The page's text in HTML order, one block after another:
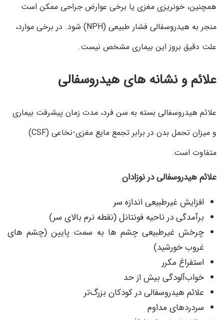
همچنین، خونریزی مغزی یا برخی عوارض جراحی ممکن است
منجر به هیدروسفالی فشار طبیعی (NPH) شود. در برخی موارد،
علت دقیق بروز این بیماری مشخص نیست.
علائم و نشانه های هیدروسفالی
علائم هیدروسفالی بسته به سن فرد، مدت زمان پیشرفت بیماری
و میزان تحمل بدن در برابر تجمع مایع مغزی-نخاعی (CSF)
متفاوت است.
علائم هیدروسفالی در نوزادان
افزایش غیرطبیعی اندازه سر
برآمدگی در ناحیه فونتانل (نقطه نرم بالای سر)
چرخش غیرطبیعی چشم ها به سمت پایین (چشم های
غروب خورشید)
استفراغ مکرر
خواب‌آلودگی بیش از حد
علائم هیدروسفالی در کودکان بزرگ‌تر
سردردهای مداوم